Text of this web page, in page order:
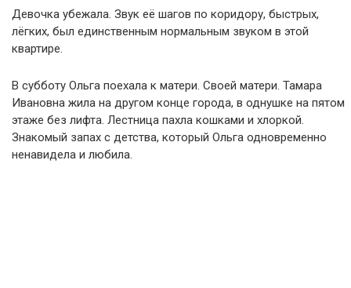
Девочка убежала. Звук её шагов по коридору, быстрых,
лёгких, был единственным нормальным звуком в этой
квартире.
В субботу Ольга поехала к матери. Своей матери. Тамара
Ивановна жила на другом конце города, в однушке на пятом
этаже без лифта. Лестница пахла кошками и хлоркой.
Знакомый запах с детства, который Ольга одновременно
ненавидела и любила.